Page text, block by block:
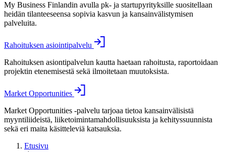
My Business Finlandin avulla pk- ja startupyrityksille suositellaan
heidän tilanteeseensa sopivia kasvun ja kansainvälistymisen
palveluita.
Rahoituksen asiointipalvelu
Rahoituksen asiontipalvelun kautta haetaan rahoitusta, raportoidaan
projektin etenemisestä sekä ilmoitetaan muutoksista.
Market Opportunities
Market Opportunities -palvelu tarjoaa tietoa kansainvälisistä
myyntiliideistä, liiketoimintamahdollisuuksista ja kehityssuunnista
sekä eri maita käsitteleviä katsauksia.
Etusivu